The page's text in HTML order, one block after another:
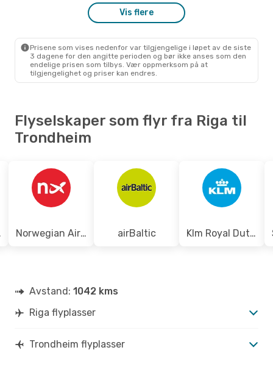
Scandinavian Airlines
1 Mellomlanding
Norwegian Air Shuttle1 Mellomlanding
Vis flere
Prisene som vises nedenfor var tilgjengelige i løpet av de siste
3 dagene for den angitte perioden og bør ikke anses som den
endelige prisen som tilbys. Vær oppmerksom på at
tilgjengelighet og priser kan endres.
Flyselskaper som flyr fra Riga til
Trondheim
Norwegian Air Shuttle airBaltic Klm Royal Dutch Airlines
Avstand: 1042 kms
Riga flyplasser
Trondheim flyplasser